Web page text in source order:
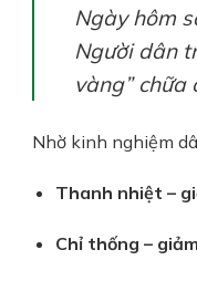
Ngày hôm
Người dân
vàng” chữa
Nhờ kinh nghiệm
Thanh nhiệt –
Chỉ thống –